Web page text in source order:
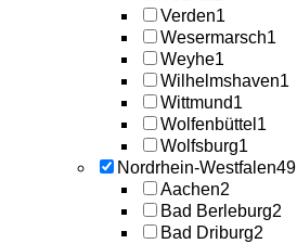
Verden1
Wesermarsch1
Weyhe1
Wilhelmshaven1
Wittmund1
Wolfenbüttel 1
Wolfsburg1
Nordrhein-Westfalen49
Aachen2
Bad Berleburg2
Bad Driburg2